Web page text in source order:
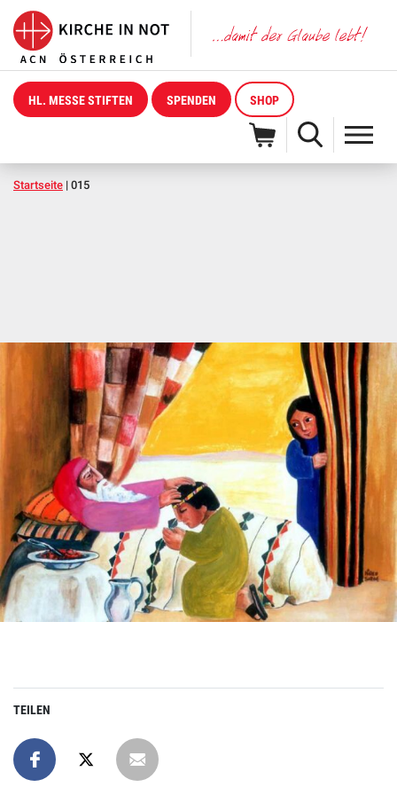
HL. MESSE STIFTEN SPENDEN SHOP
Startseite | 015
TEILEN